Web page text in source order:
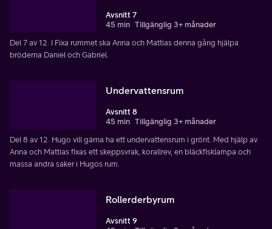
Avsnitt 7
45 min Tillgänglig 3+ månader
Del 7 av 12. I Fixa rummet ska Anna och Mattias denna gång hjälpa
bröderna Daniel och Gabriel.
Undervattensrum
Avsnitt 8
45 min Tillgänglig 3+ månader
Del 8 av 12. Hugo vill gärna ha ett undervattensrum i grönt. Med hjälp av
Anna och Mattias fixas ett skeppsvrak, korallrev, en bläckfisklampa och
massa andra saker i Hugos rum.
Rollerderbyrum
Avsnitt 9